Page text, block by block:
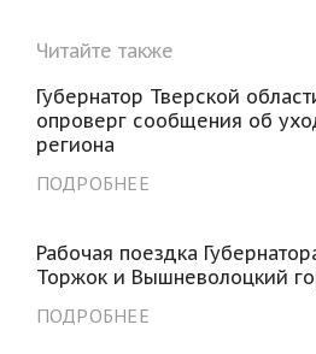
Читайте также
Губернатор Тверской
опроверг сообщения об
региона
ПОДРОБНЕЕ
Рабочая поездка
Торжок и Вышневолоцкий
ПОДРОБНЕЕ